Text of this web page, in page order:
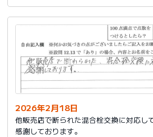
2026年2月18日
他販売店で断られた混合栓交換に対応し
感謝しております。